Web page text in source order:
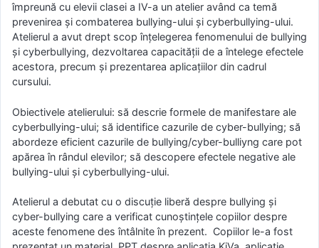
împreună cu elevii clasei a IV-a un atelier având ca temă
prevenirea și combaterea bullying-ului și cyberbullying-ului.
Atelierul a avut drept scop înțelegerea fenomenului de bullying
și cyberbullying, dezvoltarea capacității de a întelege efectele
acestora, precum și prezentarea aplicațiilor din cadrul
cursului.
Obiectivele atelierului: să descrie formele de manifestare ale
cyberbullying-ului; să identifice cazurile de cyber-bullying; să
abordeze eficient cazurile de bullying/cyber-bulliyng care pot
apărea în rândul elevilor; să descopere efectele negative ale
bullying-ului și cyberbullying-ului.
Atelierul a debutat cu o discuție liberă despre bullying și
cyber-bullying care a verificat cunoștințele copiilor despre
aceste fenomene des întâlnite în prezent. Copiilor le-a fost